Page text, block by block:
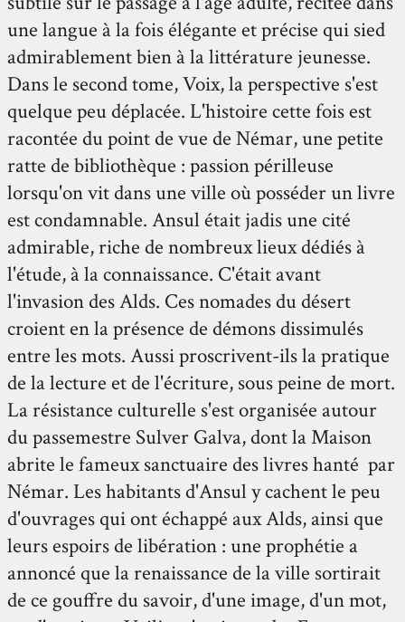
une langue à la fois élégante et précise qui sied
admirablement bien à la littérature jeunesse.
Dans le second tome, Voix, la perspective s'est
quelque peu déplacée. L'histoire cette fois est
racontée du point de vue de Némar, une petite
ratte de bibliothèque : passion périlleuse
lorsqu'on vit dans une ville où posséder un livre
est condamnable. Ansul était jadis une cité
admirable, riche de nombreux lieux dédiés à
l'étude, à la connaissance. C'était avant
l'invasion des Alds. Ces nomades du désert
croient en la présence de démons dissimulés
entre les mots. Aussi proscrivent-ils la pratique
de la lecture et de l'écriture, sous peine de mort.
La résistance culturelle s'est organisée autour
du passemestre Sulver Galva, dont la Maison
abrite le fameux sanctuaire des livres hanté par
Némar. Les habitants d'Ansul y cachent le peu
d'ouvrages qui ont échappé aux Alds, ainsi que
leurs espoirs de libération : une prophétie a
annoncé que la renaissance de la ville sortirait
de ce gouffre du savoir, d'une image, d'un mot,